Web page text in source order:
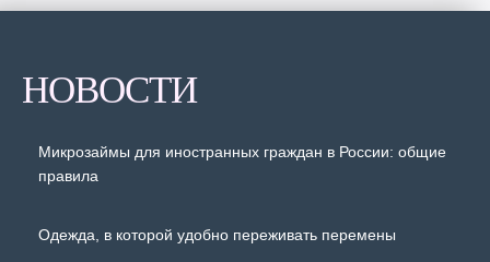
НОВОСТИ
Микрозаймы для иностранных граждан в России: общие
правила
Одежда, в которой удобно переживать перемены